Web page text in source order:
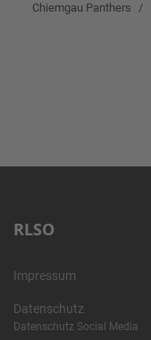
Chiemgau Panthers
RLSO
Impressum
Datenschutz
Datenschutz Social Media